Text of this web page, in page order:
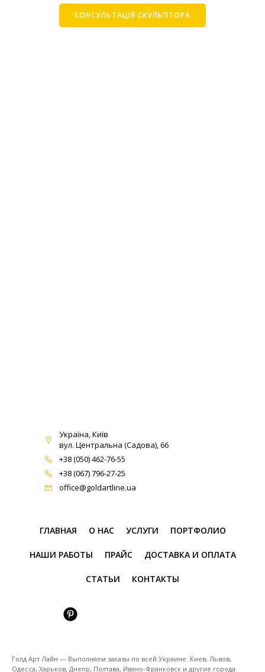
КОНСУЛЬТАЦІЯ СКУЛЬПТОРА
Україна, Київ
вул. Центральна (Садова), 66
+38 (050) 462-76-55
+38 (067) 796-27-25
office@goldartline.ua
ГЛАВНАЯ О НАС УСЛУГИ ПОРТФОЛИО
НАШИ РАБОТЫ ПРАЙС ДОСТАВКА И ОПЛАТА
СТАТЬИ КОНТАКТЫ
Голд Арт Лайн — Выполняем заказы по всей Украине: Киев, Львов,
Одесса, Харьков, Днепр, Полтава, Ивано-Франковск и другие города